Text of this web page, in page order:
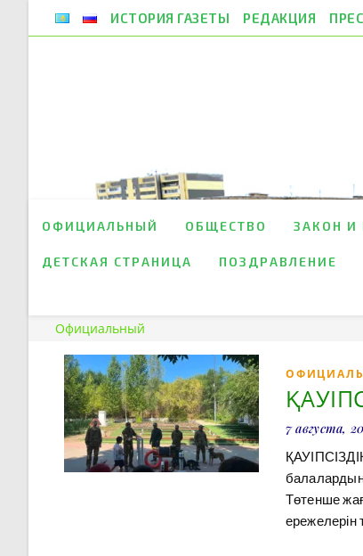
ИСТОРИЯ ГАЗЕТЫ РЕДАКЦИЯ
ОФИЦИАЛЬНЫЙ ОБЩЕСТВО ЗАКОН И
ДЕТСКАЯ СТРАНИЦА ПОЗДРАВЛЕНИЕ
Официальный
7 августа,
балалардың
Төтенше
ережелерін